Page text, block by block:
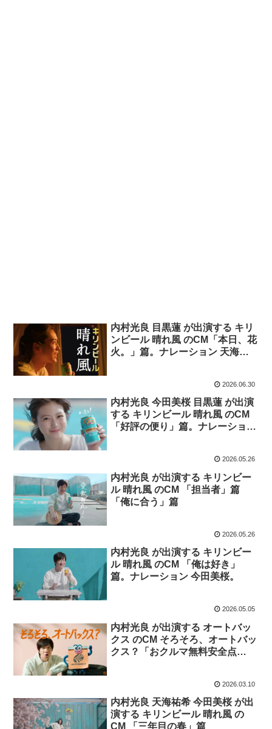
内村光良 目黒蓮 が出演する キリ
ンビール 晴れ風 のCM「本日、花
火。」篇。ナレーション 天海祐
2026.06.30
内村光良 今田美桜 目黒蓮 が出演
する キリンビール 晴れ風 のCM
「好評の便り」篇。ナレーション
2026.05.26
内村光良 が出演する キリンビー
ル 晴れ風 のCM 「担当者」篇
「俺に合う」篇
2026.05.26
内村光良 が出演する キリンビー
ル 晴れ風 のCM 「俺は好き」
篇。ナレーション 今田美桜。
2026.05.05
内村光良 が出演する オートバッ
クス のCM そろそろ、オートバッ
クス？「おクルマ無料安全点
2026.03.10
内村光良 天海祐希 今田美桜 が出
演する キリンビール 晴れ風 の
CM 「三年目の春」篇